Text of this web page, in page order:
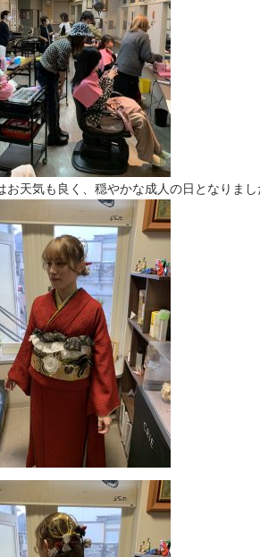
お天気も良く、穏やかな成人の日となりまし